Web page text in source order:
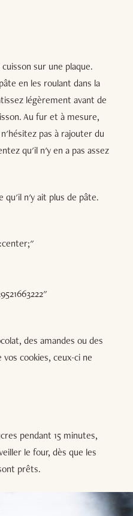
sur une plaque.
en les roulant dans la
légèrement avant de
Au fur et à mesure,
pas à rajouter du
qu'il n'y en a pas assez
qu'il n'y ait plus de pâte.
des amandes ou des
cookies, ceux-ci ne
pendant 15 minutes,
le four, dès que les
prêts.